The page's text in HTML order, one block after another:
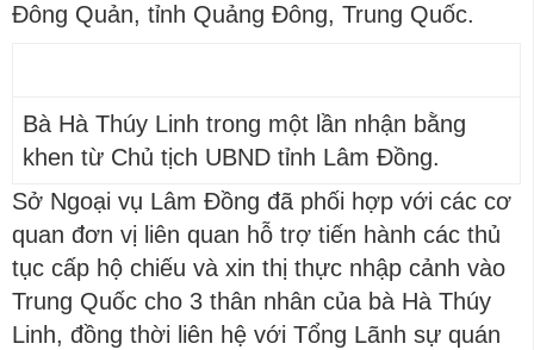
Đông Quản, tỉnh Quảng Đông, Trung Quốc.
Bà Hà Thúy Linh trong một lần nhận bằng
khen từ Chủ tịch UBND tỉnh Lâm Đồng.
Sở Ngoại vụ Lâm Đồng đã phối hợp với các cơ
quan đơn vị liên quan hỗ trợ tiến hành các thủ
tục cấp hộ chiếu và xin thị thực nhập cảnh vào
Trung Quốc cho 3 thân nhân của bà Hà Thúy
Linh, đồng thời liên hệ với Tổng Lãnh sự quán